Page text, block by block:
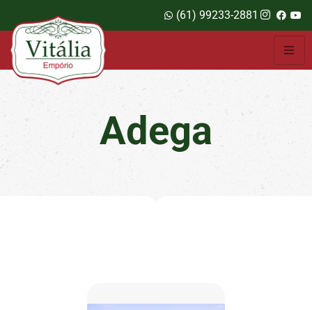
(61) 99233-2881
Adega